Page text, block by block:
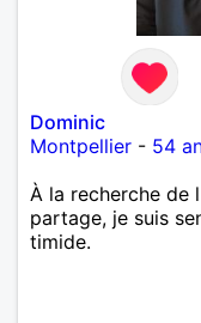
Dominic
Montpellier - 54
À la recherche
partage, je suis
timide.